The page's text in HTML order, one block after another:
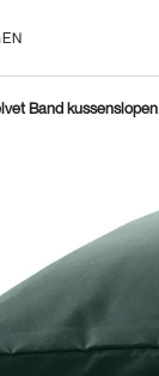
Band kussenslopen